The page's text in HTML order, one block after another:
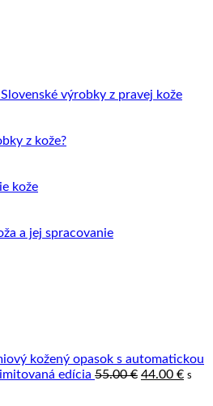
výrobky z pravej kože
z kože?Žiadne
o
kožeŽiadne
Precízne
a jej spracovanieŽiadne
spracovanie
kožený opasok s automatickou
edícia 55.00€ Pôvodná
44.00 € s